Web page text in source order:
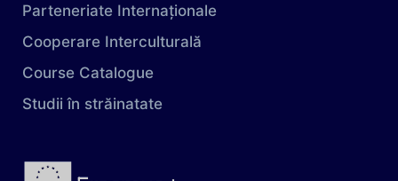
Parteneriate Internaționale
Cooperare Interculturală
Course Catalogue
Studii în străinatate